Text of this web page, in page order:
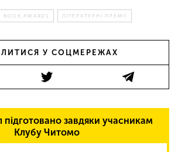
BOOK AWARDS ЛІТЕРАТУРНІ ПРЕМІЇ
У СОЦМЕРЕЖАХ
підготовано завдяки учасникам
Клубу Читомо